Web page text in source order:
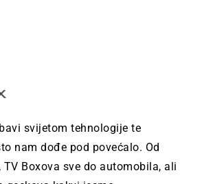
svijetom tehnologije te
nam dođe pod povećalo. Od
Boxova sve do automobila, ali